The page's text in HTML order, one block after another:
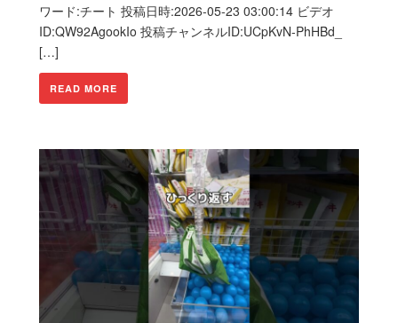
ワード:チート 投稿日時:2026-05-23 03:00:14 ビデオ
ID:QW92AgookIo 投稿チャンネルID:UCpKvN-PhHBd_
[…]
READ MORE